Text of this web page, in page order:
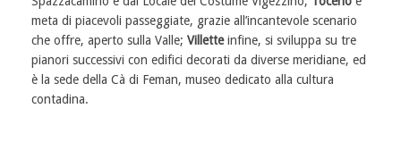
meta di piacevoli passeggiate, grazie all’incantevole scenario
che offre, aperto sulla Valle; Villetteinfine, si sviluppa su tre
pianori successivi con edifici decorati da diverse meridiane, ed
è la sede della Cà di Feman, museo dedicato alla cultura
contadina.